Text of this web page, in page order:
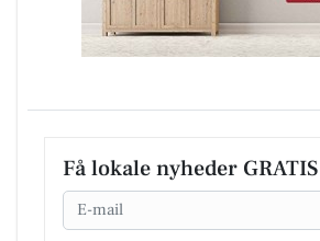
Få lokale nyheder GRATIS
Email